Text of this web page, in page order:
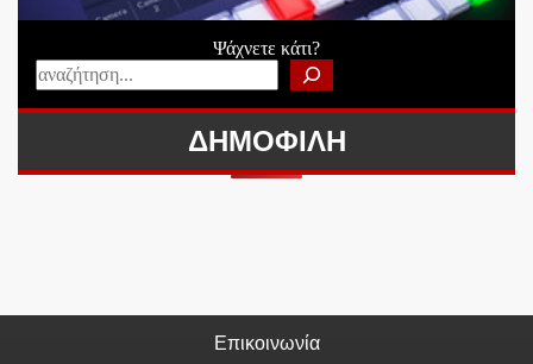
Ψάχνετε κάτι?
ΔΗΜΟΦΙΛΗ
Επικοινωνία